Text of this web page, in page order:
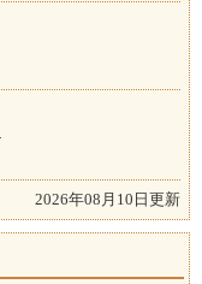
2026年08月10日更新